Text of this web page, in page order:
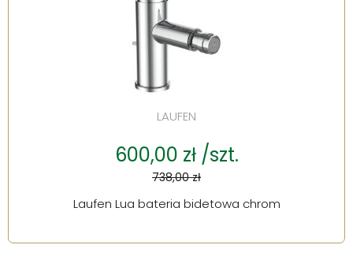
LAUFEN
600,00 zł /szt.
738,00 zł
Laufen Lua bateria bidetowa chrom